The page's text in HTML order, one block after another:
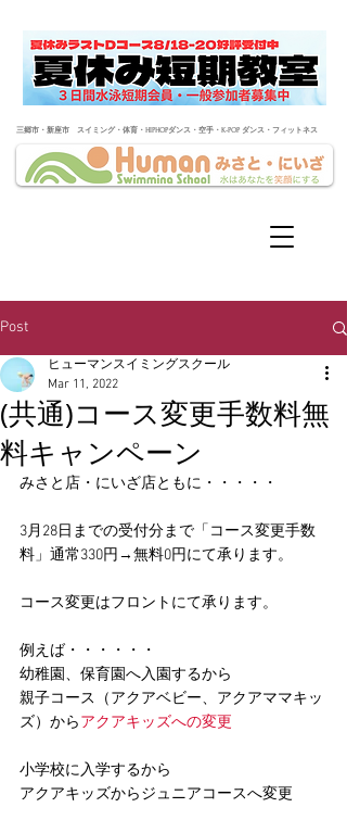
​三郷市・新座市 スイミング・体育・HIPHOPダンス・空手・K-POP ダンス・フィットネス
Post
(共通)コース変更手数料無
料キャンペーン
ヒューマンスイミングスクール
Mar 11, 2022
みさと店・にいざ店ともに・・・・・
3月28日までの受付分まで「コース変更手数
料」通常330円→無料0円にて承ります。
コース変更はフロントにて承ります。
例えば・・・・・・
幼稚園、保育園へ入園するから
親子コース（アクアベビー、アクアママキッ
ズ）からアクアキッズへの変更
小学校に入学するから
アクアキッズからジュニアコースへ変更